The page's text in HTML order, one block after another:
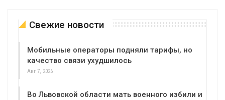
Свежие новости
Мобильные операторы подняли тарифы, но
качество связи ухудшилось
Авг 7, 2026
Во Львовской области мать военного избили и